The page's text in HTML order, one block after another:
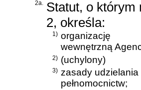
2a. Statut, o którym
2, określa:
1) organizację
wewnętrzną
2) (uchylony)
3) zasady udzielania
pełnomocnictw;